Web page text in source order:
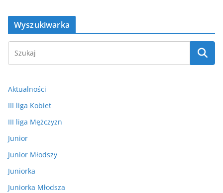
Wyszukiwarka
Aktualności
III liga Kobiet
III liga Mężczyzn
Junior
Junior Młodszy
Juniorka
Juniorka Młodsza